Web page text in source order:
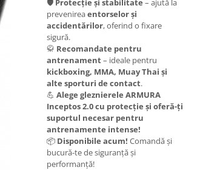
🛡️ Protecție și stabilitate – ajută la
prevenireaentorselor și
accidentărilor, oferind o fixare
sigură.
🥋 Recomandate pentru
antrenament– ideale pentru
kickboxing, MMA, Muay Thai și
alte sporturi de contact.
💪 Alege gleznierele ARMURA
Inceptos 2.0 cu protecție și oferă-ți
suportul necesar pentru
antrenamente intense!
📦 Disponibile acum! Comandă și
bucură-te de siguranță și
performanță!